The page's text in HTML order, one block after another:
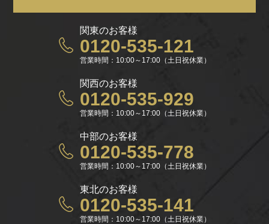
関東のお客様
0120-535-121
営業時間：10:00～17:00（土日祝休業）
関西のお客様
0120-535-929
営業時間：10:00～17:00（土日祝休業）
中部のお客様
0120-535-778
営業時間：10:00～17:00（土日祝休業）
東北のお客様
0120-535-141
営業時間：10:00～17:00（土日祝休業）